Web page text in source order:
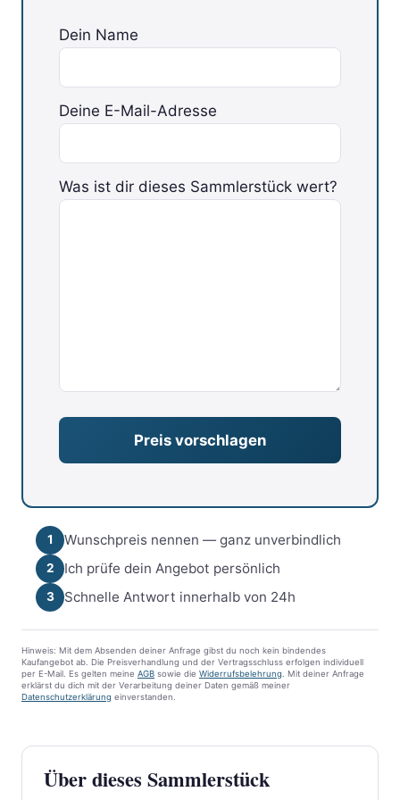
Dein Name
Deine E-Mail-Adresse
Bitte lasse dieses Feld leer.
Was ist dir dieses Sammlerstück wert?
1 Wunschpreis nennen — ganz unverbindlich
2 Ich prüfe dein Angebot persönlich
3 Schnelle Antwort innerhalb von 24h
Hinweis: Mit dem Absenden deiner Anfrage gibst du noch kein bindendes
Kaufangebot ab. Die Preisverhandlung und der Vertragsschluss erfolgen individuell
per E-Mail. Es gelten meine AGB sowie die Widerrufsbelehrung . Mit deiner Anfrage
erklärst du dich mit der Verarbeitung deiner Daten gemäß meiner
Datenschutzerklärung einverstanden.
Über dieses Sammlerstück